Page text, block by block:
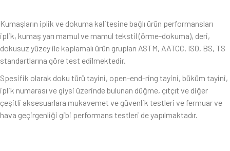
Kumaşların iplik ve dokuma kalitesine bağlı ürün performansları
iplik, kumaş yarı mamul ve mamul tekstil (örme-dokuma), deri,
dokusuz yüzey ile kaplamalı ürün grupları ASTM, AATCC, ISO, BS, TS
standartlarına göre test edilmektedir.
Spesifik olarak doku türü tayini, open-end-ring tayini, büküm tayini,
iplik numarası ve giysi üzerinde bulunan düğme, çıtçıt ve diğer
çeşitli aksesuarlara mukavemet ve güvenlik testleri ve fermuar ve
hava geçirgenliği gibi performans testleri de yapılmaktadır.